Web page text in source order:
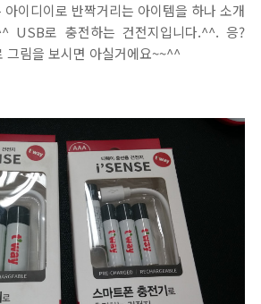
이디이로 반짝거리는 아이템을 하나 소개
USB로 충전하는 건전지입니다.^^. 응?
그림을 보시면 아실거에요~~^^